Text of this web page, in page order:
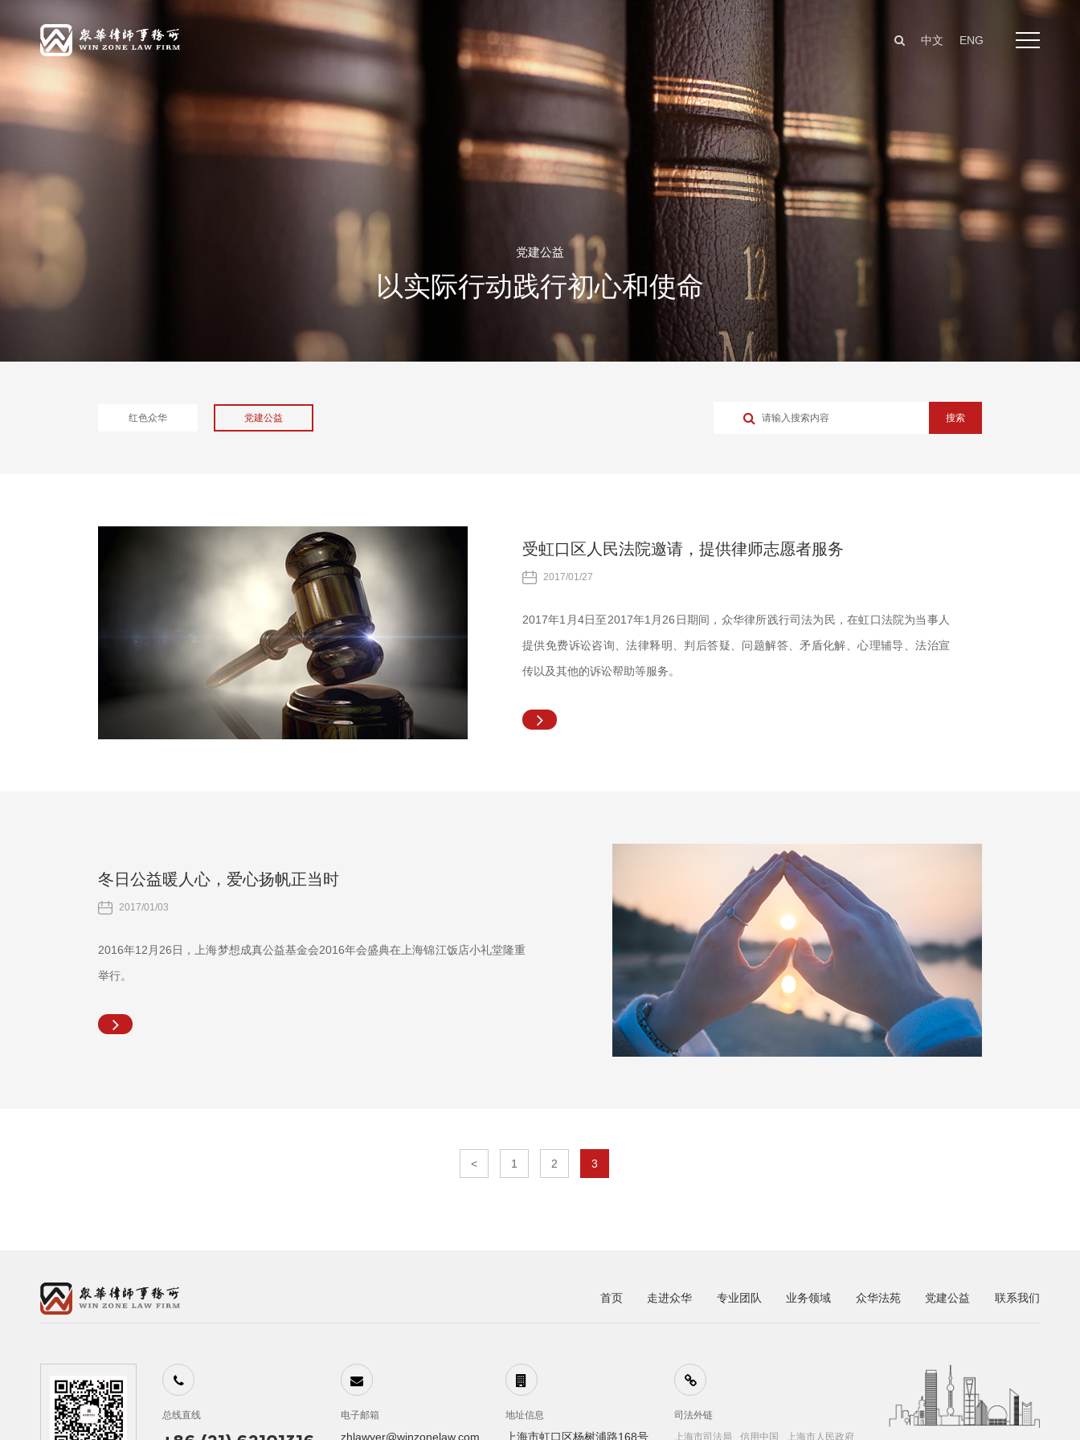
中文 ENG
党建公益
以实际行动践行初心和使命
红色众华 党建公益 搜索
受虹口区人民法院邀请，提供律师志愿者服务
2017/01/27
2017年1月4日至2017年1月26日期间，众华律所践行司法为民，在虹口法院为当事人
提供免费诉讼咨询、法律释明、判后答疑、问题解答、矛盾化解、心理辅导、法治宣
传以及其他的诉讼帮助等服务。
冬日公益暖人心，爱心扬帆正当时
2017/01/03
2016年12月26日，上海梦想成真公益基金会2016年会盛典在上海锦江饭店小礼堂隆重
举行。
< 1 2 3
首页 走进众华 专业团队 业务领域 众华法苑 党建公益 联系我们
总线直线 电子邮箱
zhlawyer@winzonelaw.com
地址信息
上海市虹口区杨树浦路168号
司法外链
上海市司法局
信用中国 上海市人民政府